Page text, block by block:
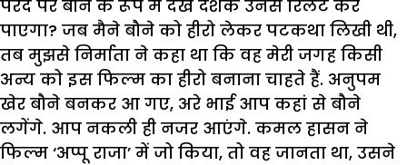
परदे पर बौने के रूप में देख दर्शक उनसे रिलेट कर
पाएगा? जब मैने बौने को हीरो लेकर पटकथा लिखी थी,
तब मुझसे निर्माता ने कहा था कि वह मेरी जगह किसी
अन्य को इस फिल्म का हीरो बनाना चाहते हैं. अनुपम
खेर बौने बनकर आ गए, अरे भाई आप कहां से बौने
लगेंगे. आप नकली ही नजर आएंगे. कमल हासन ने
फिल्म ‘अप्पू राजा’ में जो किया, तो वह जानता था, उसने